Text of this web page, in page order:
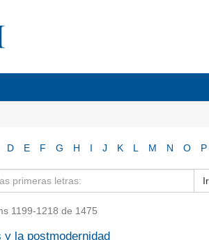
D E F G H I J K L M N O P
Ir
1199-1218 de 1475
y la postmodernidad